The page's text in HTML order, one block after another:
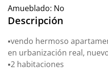
Amueblado: No
Descripción
▪️vendo hermoso
en urbanización real,
▪️2 habitaciones